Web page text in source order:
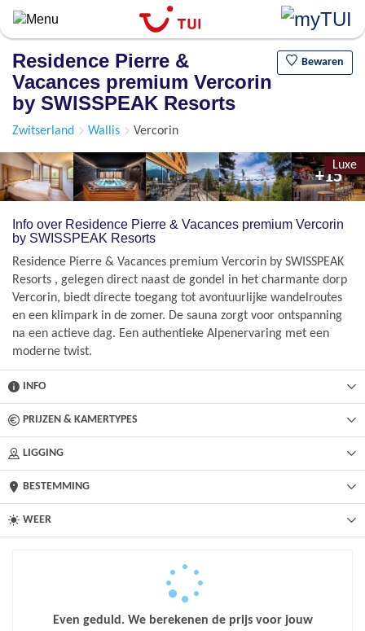
Overslaan
en
algemene
inhoud
gaan
Residence Pierre &
Vacances premium Vercorin
by SWISSPEAK Resorts
Bewaren
Zwitserland Wallis Vercorin
Luxe
+15
Info over Residence Pierre & Vacances premium Vercorin
by SWISSPEAK Resorts
Residence Pierre & Vacances premium Vercorin by SWISSPEAK
Resorts , gelegen direct naast de gondel in het charmante dorp
Vercorin, biedt directe toegang tot avontuurlijke wandelroutes
en een klimpark in de zomer. De sauna zorgt voor ontspanning
na een actieve dag. Een authentieke Alpenervaring met een
moderne twist.
INFO
PRIJZEN & KAMERTYPES
LIGGING
BESTEMMING
WEER
Even geduld. We berekenen de prijs voor jouw